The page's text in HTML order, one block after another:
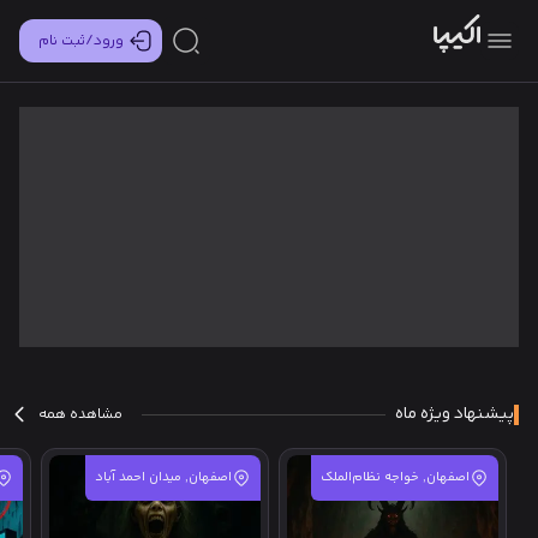
ورود/ثبت نام
پیشنهاد ویژه ماه مشاهده همه
اصفهان, خواجه نظام‌الملک اصفهان, میدان احمد آباد